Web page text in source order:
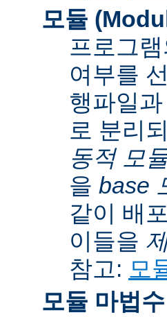
모듈
프로그
여부를
행파일
로 분리
동적 모
을 base
같이 배
이들을
참고: 모
모듈 마법